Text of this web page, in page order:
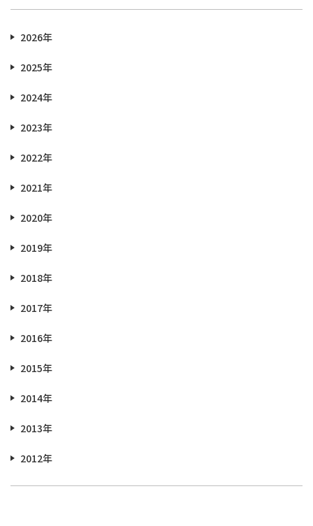
2026年
2025年
2024年
2023年
2022年
2021年
2020年
2019年
2018年
2017年
2016年
2015年
2014年
2013年
2012年